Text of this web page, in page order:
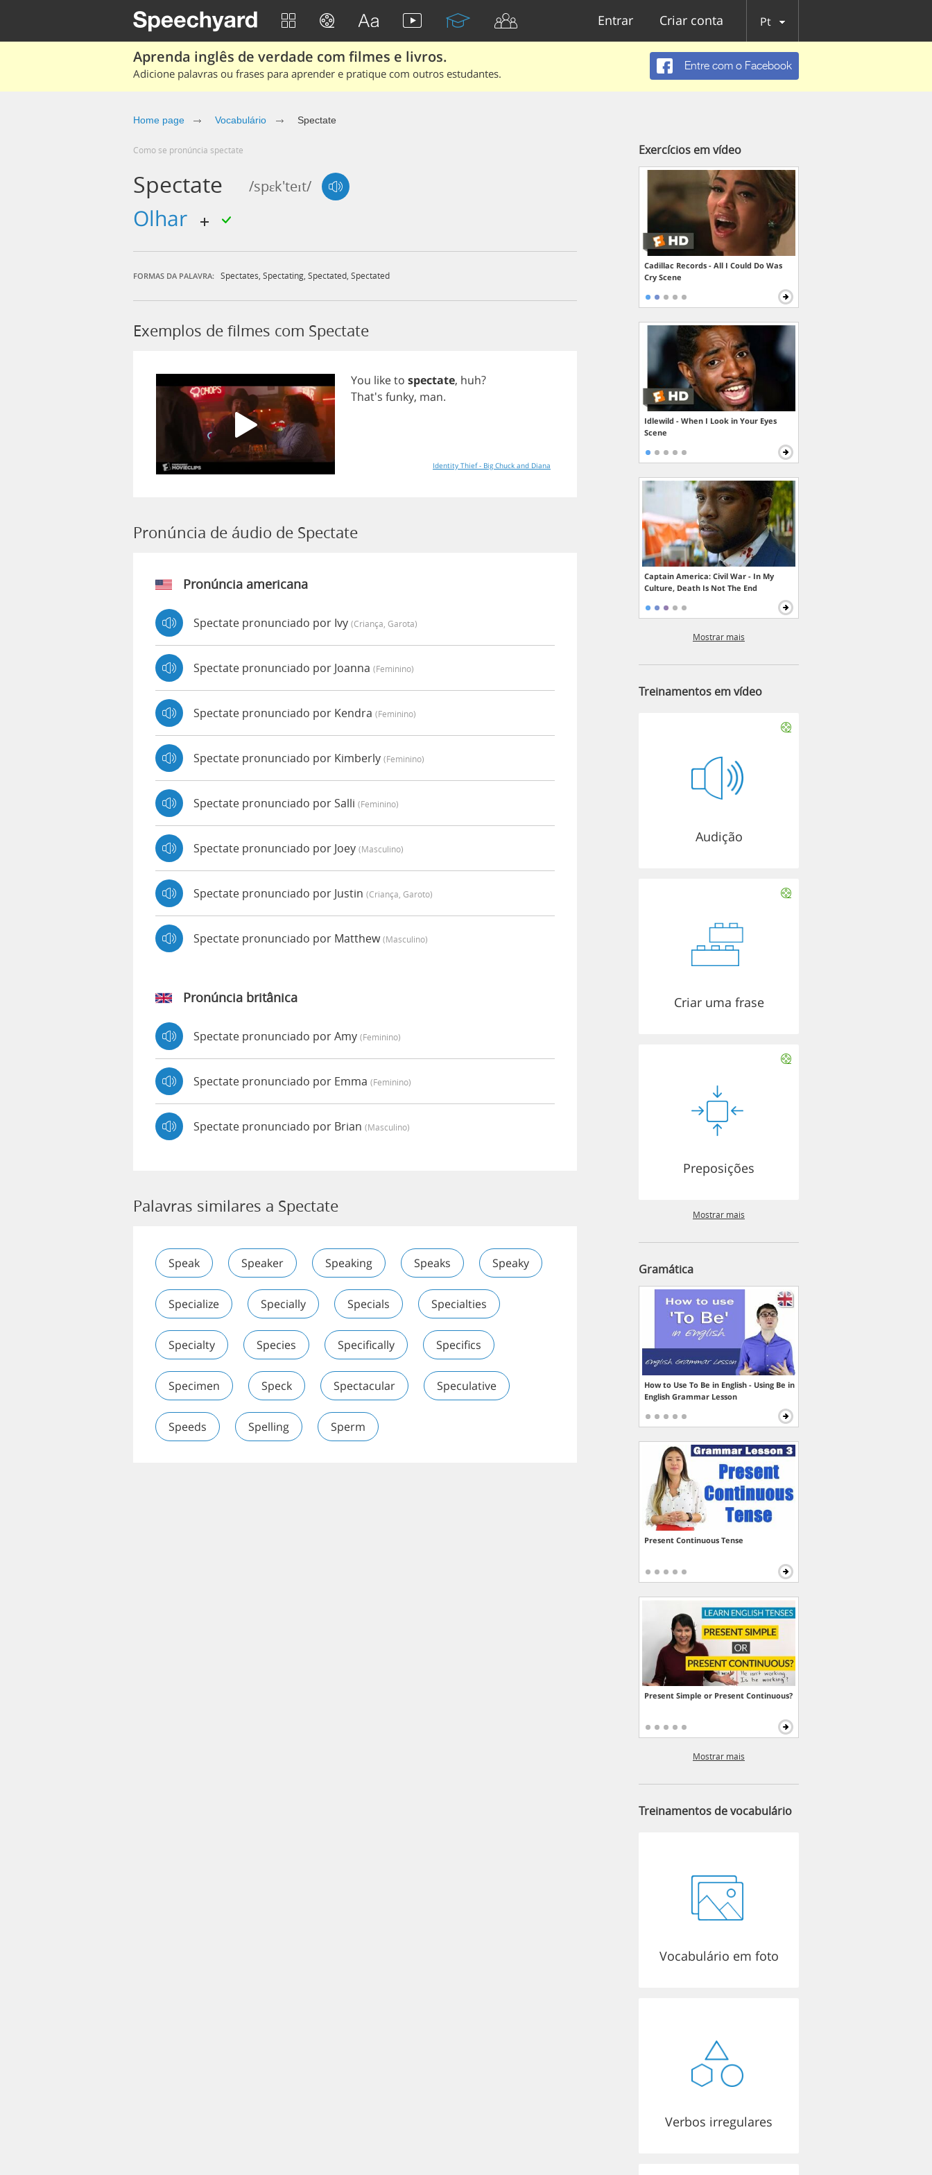
Entrar Criar conta Pt
Aprenda inglês de verdade com filmes e livros.
Adicione palavras ou frases para aprender e pratique com outros estudantes.
Entre com o Facebook
Home page Vocabulário Spectate
Como se pronúncia spectate
Spectate /spɛk'teɪt/
olhar
FORMAS DA PALAVRA: Spectates Spectating Spectated Spectated
Exemplos de filmes com Spectate
You liketo spectate, huh?
That's funky, man.
Identity Thief - Big Chuck and Diana
Pronúncia de áudio de Spectate
Pronúncia americana
Spectate pronunciado por Ivy (criança, Garota)
Spectate pronunciado por Joanna (feminino)
Spectate pronunciado por Kendra (feminino)
Spectate pronunciado por Kimberly (feminino)
Spectate pronunciado por Salli (feminino)
Spectate pronunciado por Joey (masculino)
Spectate pronunciado por Justin (criança, Garoto)
Spectate pronunciado por Matthew(masculino)
Pronúncia britânica
Spectate pronunciado por Amy (feminino)
Spectate pronunciado por Emma (feminino)
Spectate pronunciado por Brian (masculino)
Palavras similares a Spectate
Speak Speaker Speaking Speaks Speaky
Specialize Specially Specials Specialties
Specialty Species Specifically Specifics
Specimen Speck Spectacular Speculative
Speeds Spelling Sperm
Exercícios em vídeo
Cadillac Records - All I Could Do Was
Cry Scene
Idlewild - When I Look in Your Eyes
Scene
Captain America: Civil War - In My
Culture, Death Is Not The End
Mostrar mais
Treinamentos em vídeo
Audição
Criar uma frase
Preposições
Mostrar mais
Gramática
How to Use To Be in English - Using Be in
English Grammar Lesson
Present Continuous Tense
Present Simple or Present Continuous?
Mostrar mais
Treinamentos de vocabulário
Vocabulário em foto
Verbos irregulares